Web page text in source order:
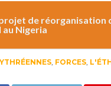
projet de
au Nigeria
, FORCES,